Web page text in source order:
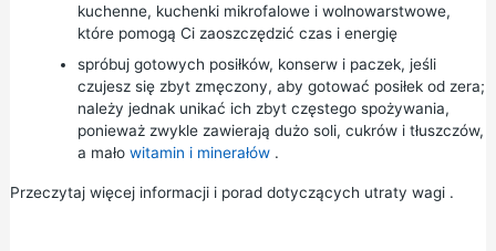
kuchenne, kuchenki mikrofalowe i wolnowarstwowe,
które pomogą Ci zaoszczędzić czas i energię
spróbuj gotowych posiłków, konserw i paczek, jeśli
czujesz się zbyt zmęczony, aby gotować posiłek od zera;
należy jednak unikać ich zbyt częstego spożywania,
ponieważ zwykle zawierają dużo soli, cukrów i tłuszczów,
a mało witamin i minerałów.
Przeczytaj więcej informacji i porad dotyczących utraty wagi.